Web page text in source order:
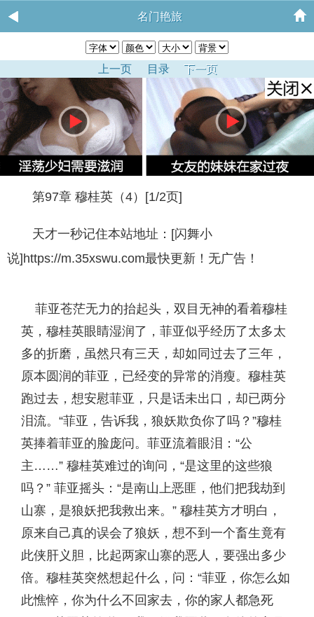
名门艳旅
上一页 目录 下一页
第97章 穆桂英（4）[1/2页]
天才一秒记住本站地址：[闪舞小
说]https://m.35xswu.com最快更新！无广告！
菲亚苍茫无力的抬起头，双目无神的看着穆桂
英，穆桂英眼睛湿润了，菲亚似乎经历了太多太
多的折磨，虽然只有三天，却如同过去了三年，
原本圆润的菲亚，已经变的异常的消瘦。穆桂英
跑过去，想安慰菲亚，只是话未出口，却已两分
泪流。“菲亚，告诉我，狼妖欺负你了吗？”穆桂
英捧着菲亚的脸庞问。菲亚流着眼泪：“公
主……” 穆桂英难过的询问，“是这里的这些狼
吗？” 菲亚摇头：“是南山上恶匪，他们把我劫到
山寨，是狼妖把我救出来。” 穆桂英方才明白，
原来自己真的误会了狼妖，想不到一个畜生竟有
此侠肝义胆，比起两家山寨的恶人，要强出多少
倍。穆桂英突然想起什么，问：“菲亚，你怎么如
此憔悴，你为什么不回家去，你的家人都急死